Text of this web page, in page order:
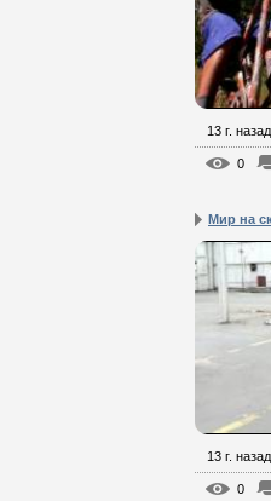
13 г. назад
0
Mир на
13 г. назад
0